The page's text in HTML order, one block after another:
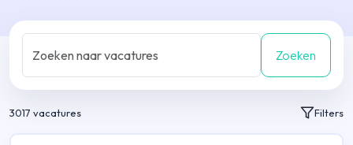
Zoeken
3017 vacatures Filters